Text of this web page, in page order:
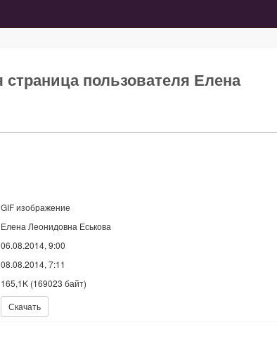
страница пользователя Елена
GIF изображение
Елена Леонидовна Еськова
06.08.2014, 9:00
08.08.2014, 7:11
165,1K (169023 байт)
Скачать